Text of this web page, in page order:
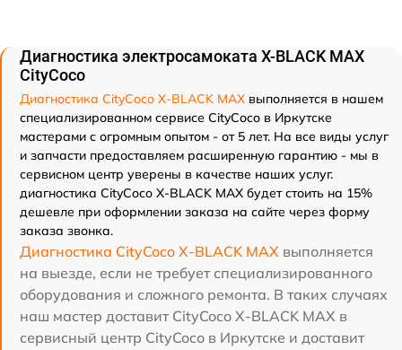
Диагностика электросамоката X-BLACK MAX
CityCoco
Диагностика CityCoco X-BLACK MAX выполняется в нашем
специализированном сервисе CityCoco в Иркутске
мастерами с огромным опытом - от 5 лет. На все виды услуг
и запчасти предоставляем расширенную гарантию - мы в
сервисном центр уверены в качестве наших услуг.
диагностика CityCoco X-BLACK MAX будет стоить на 15%
дешевле при оформлении заказа на сайте через форму
заказа звонка.
Диагностика CityCoco X-BLACK MAX выполняется
на выезде, если не требует специализированного
оборудования и сложного ремонта. В таких случаях
наш мастер доставит CityCoco X-BLACK MAX в
сервисный центр CityCoco в Иркутске и доставит